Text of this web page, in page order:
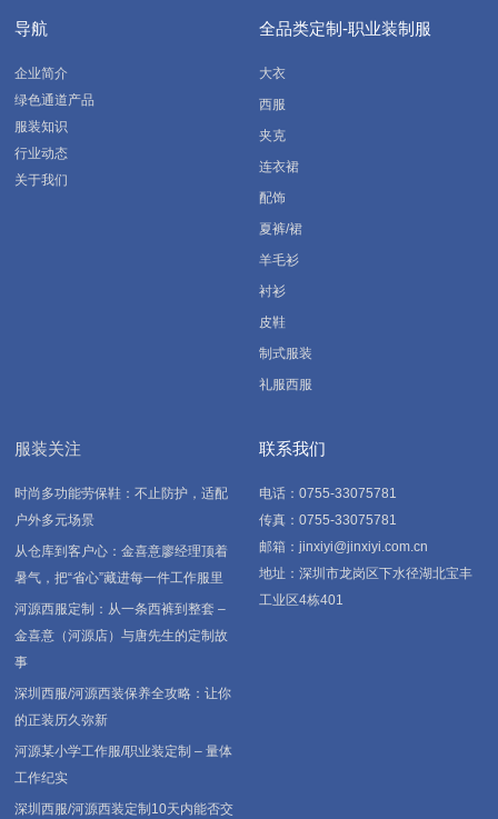
导航
企业简介
绿色通道产品
服装知识
行业动态
关于我们
全品类定制-职业装制服
大衣
西服
夹克
连衣裙
配饰
夏裤/裙
羊毛衫
衬衫
皮鞋
制式服装
礼服西服
服装关注
时尚多功能劳保鞋：不止防护，适配
户外多元场景
从仓库到客户心：金喜意廖经理顶着
暑气，把“省心”藏进每一件工作服里
河源西服定制：从一条西裤到整套 –
金喜意（河源店）与唐先生的定制故
事
深圳西服/河源西装保养全攻略：让你
的正装历久弥新
河源某小学工作服/职业装定制 – 量体
工作纪实
深圳西服/河源西装定制10天内能否交
联系我们
电话：0755-33075781
传真：0755-33075781
邮箱：jinxiyi@jinxiyi.com.cn
地址：深圳市龙岗区下水径湖北宝丰
工业区4栋401